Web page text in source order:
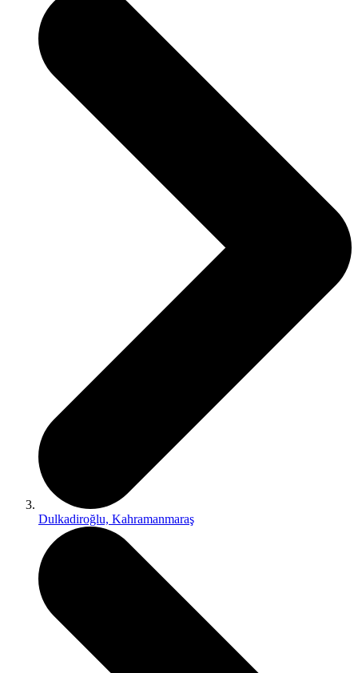
Dulkadiroğlu, Kahramanmaraş